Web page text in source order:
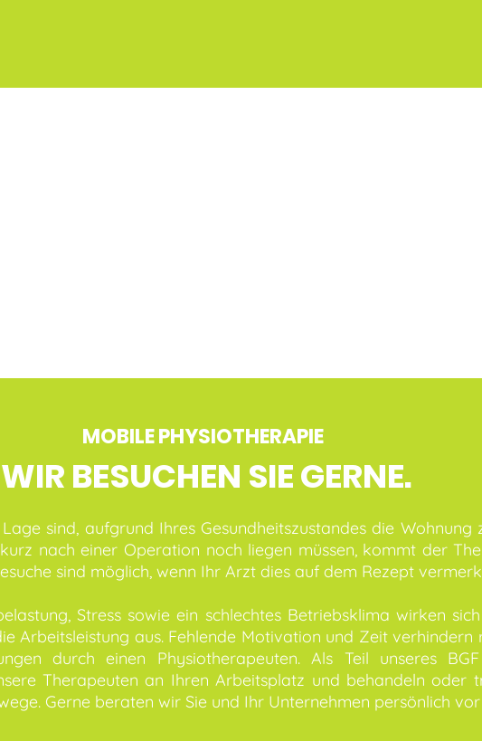
MOBILE PHYSIOTHERAPIE
WIR BESUCHEN SIE GERNE.
sind, aufgrund Ihres Gesundheitszustandes die Wohnung
nach einer Operation noch liegen müssen, kommt der
sind möglich, wenn Ihr Arzt dies auf dem Rezept
Stress sowie ein schlechtes Betriebsklima wirken
Arbeitsleistung aus. Fehlende Motivation und Zeit verhindern
durch einen Physiotherapeuten. Als Teil unseres
Therapeuten an Ihren Arbeitsplatz und behandeln oder
Gerne beraten wir Sie und Ihr Unternehmen persönlich